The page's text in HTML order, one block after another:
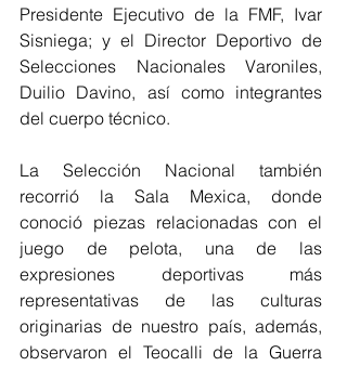
Presidente Ejecutivo de la FMF, Ivar
Sisniega; y el Director Deportivo de
Selecciones Nacionales Varoniles,
Duilio Davino, así como integrantes
del cuerpo técnico.
La Selección Nacional también
recorrió la Sala Mexica, donde
conoció piezas relacionadas con el
juego de pelota, una de las
expresiones deportivas más
representativas de las culturas
originarias de nuestro país, además,
observaron el Teocalli de la Guerra